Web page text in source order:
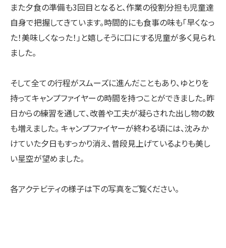
また夕食の準備も3回目となると、作業の役割分担も児童達
自身で把握してきています。時間的にも食事の味も「早くなっ
た！美味しくなった！」と嬉しそうに口にする児童が多く見られ
ました。
そして全ての行程がスムーズに進んだこともあり、ゆとりを
持ってキャンプファイヤーの時間を持つことができました。昨
日からの練習を通して、改善や工夫が凝らされた出し物の数
も増えました。 キャンプファイヤーが終わる頃には、沈みか
けていた夕日もすっかり消え、普段見上げているよりも美し
い星空が望めました。
各アクテビティの様子は下の写真をご覧ください。